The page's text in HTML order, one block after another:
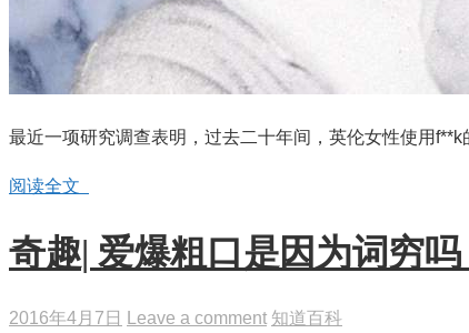
最近一项研究调查表明，过去二十年间，英伦女性使用
阅读全文
奇趣| 爱爆粗口是因为词穷吗
2016年4月7日 Leave a comment 知道百科